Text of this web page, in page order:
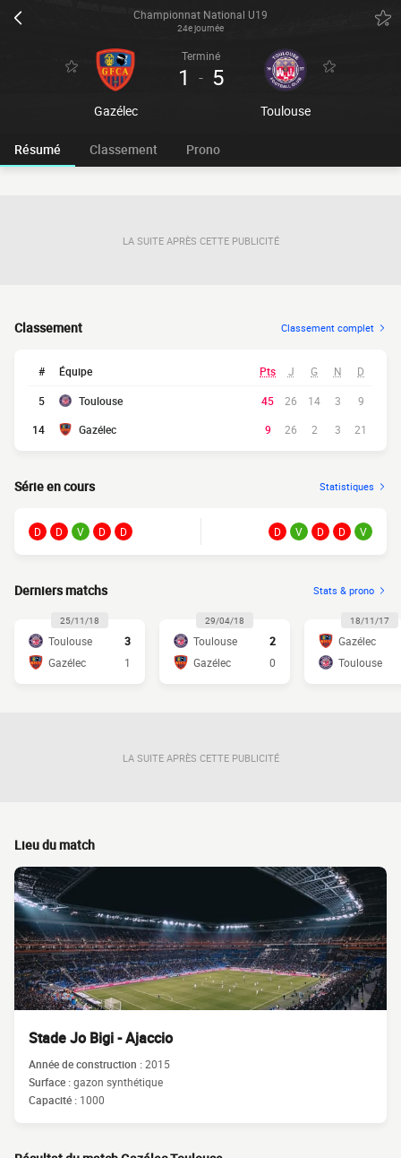
Championnat National U19
24e journée
Gazélec
Terminé
1 - 5
Toulouse
Résumé Classement Prono
LA SUITE APRÈS CETTE PUBLICITÉ
Classement Classement complet
# Équipe Pts J G N D
5 Toulouse 45 26 14 3
9
14
Gazélec 9 26 2 3 21
Série en cours Statistiques
D D V D D D V D D V
Derniers matchs Stats & prono
25/11/18
Toulouse
3
Gazélec
1
29/04/18
Toulouse
2
Gazélec
0
18/11/17
Gazélec
Toulouse
LA SUITE APRÈS CETTE PUBLICITÉ
Lieu du match
Stade Jo Bigi - Ajaccio
Année de construction :2015
Surface :gazon synthétique
Capacité : 1000